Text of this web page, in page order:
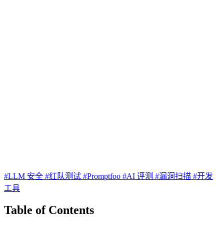
#LLM 安全 #红队测试 #Promptfoo #AI 评测 #漏洞扫描 #开发
工具
Table of Contents